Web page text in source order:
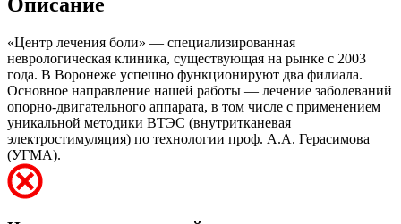
«Центр лечения боли» — специализированная
неврологическая клиника, существующая на рынке с 2003
года. В Воронеже успешно функционируют два филиала.
Основное направление нашей работы — лечение заболеваний
опорно-двигательного аппарата, в том числе с применением
уникальной методики ВТЭС (внутритканевая
электростимуляция) по технологии проф. А.А. Герасимова
(УГМА).